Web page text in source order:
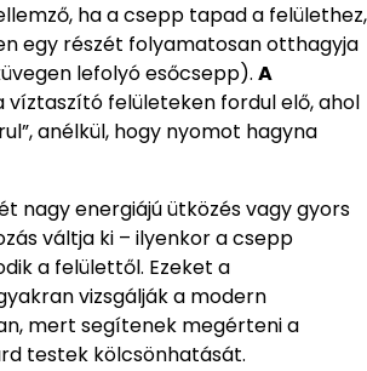
ha a csepp tapad a felülethez,
egy részét folyamatosan otthagyja
lefolyó esőcsepp). A
víztaszító felületeken fordul elő, ahol
anélkül, hogy nyomot hagyna
nagy energiájú ütközés vagy gyors
váltja ki – ilyenkor a csepp
a felülettől. Ezeket a
vizsgálják a modern
mert segítenek megérteni a
testek kölcsönhatását.